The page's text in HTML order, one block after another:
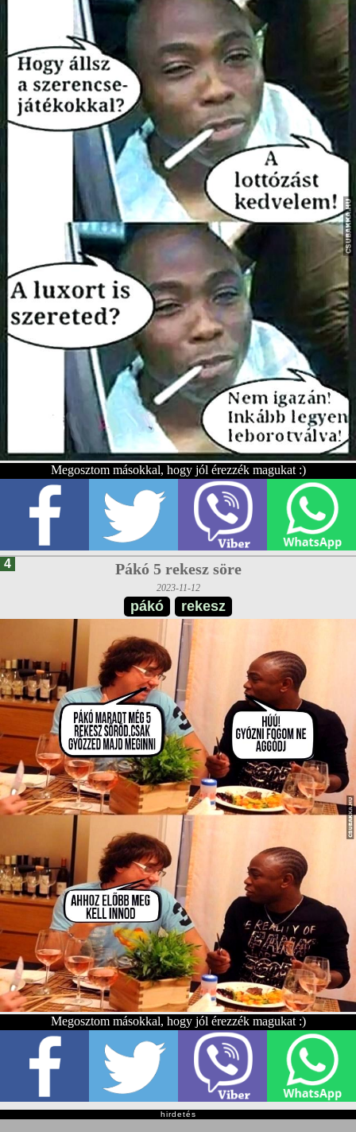
Megosztom másokkal, hogy jól érezzék magukat :)
4 Pákó 5 rekesz söre
2023-11-12
pákó rekesz
Megosztom másokkal, hogy jól érezzék magukat :)
hirdetés